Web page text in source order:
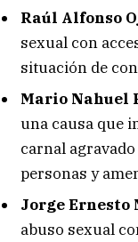
Raúl Alfonso
sexual con
situación de
Mario Nahuel
una causa que
carnal
personas y
Jorge Ernesto
abuso sexual